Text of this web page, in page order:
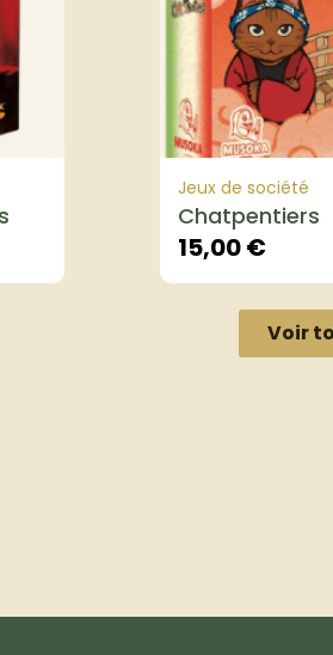
Jeux de société
Chatpentiers
15,00€
Voir